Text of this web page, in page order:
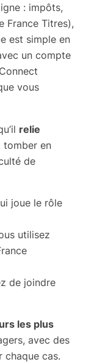
: impôts,
France Titres),
est simple en
un compte
vous
relie
tomber en
de
joue le rôle
utilisez
de joindre
les plus
avec des
chaque cas.